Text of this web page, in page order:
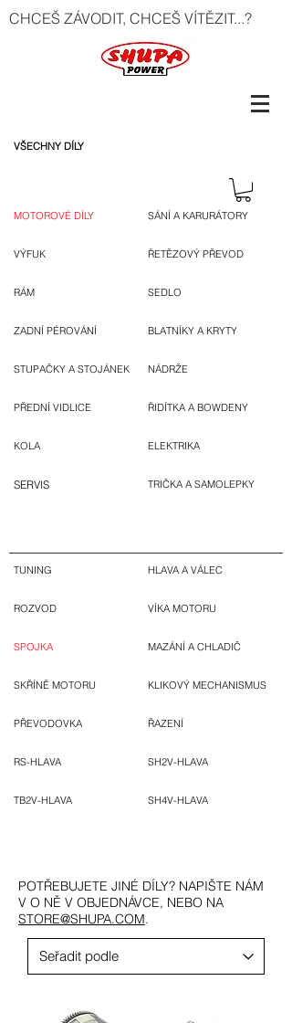
CHCEŠ ZÁVODIT, CHCEŠ VÍTĚZIT...?
VŠECHNY DÍLY
MOTOROVÉ DÍLY
VÝFUK
RÁM
ZADNÍ PÉROVÁNÍ
STUPAČKY A STOJÁNEK
PŘEDNÍ VIDLICE
KOLA
SERVIS
SÁNÍ A KARURÁTORY
ŘETĚZOVÝ PŘEVOD
SEDLO
BLATNÍKY A KRYTY
NÁDRŽE
ŘIDÍTKA A BOWDENY
ELEKTRIKA
TRIČKA A SAMOLEPKY
TUNING
ROZVOD
SPOJKA
SKŘÍNĚ MOTORU
PŘEVODOVKA
RS-HLAVA
TB2V-HLAVA
HLAVA A VÁLEC
VÍKA MOTORU
MAZÁNÍ A CHLADIČ
KLIKOVÝ MECHANISMUS
ŘAZENÍ
SH2V-HLAVA
SH4V-HLAVA
POTŘEBUJETE JINÉ DÍLY? NAPIŠTE NÁM
V O NĚ V OBJEDNÁVCE, NEBO NA
STORE@SHUPA.COM.